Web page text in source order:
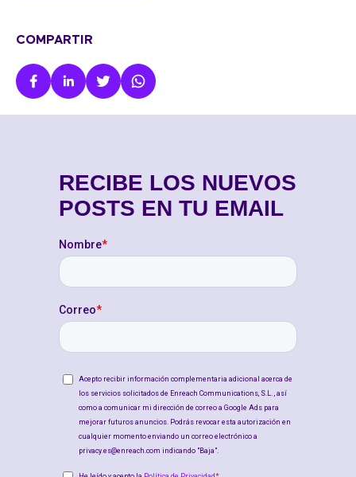
COMPARTIR